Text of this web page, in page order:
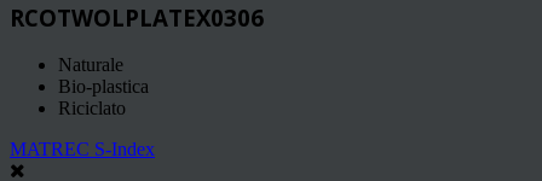
RCOTWOLPLATEX0306
Naturale
Bio-plastica
Riciclato
MATREC S-Index